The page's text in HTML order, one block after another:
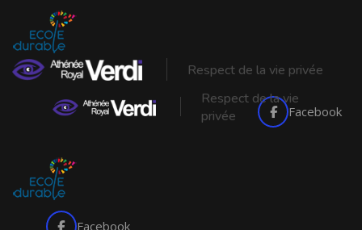
Respect de la vie privée
Facebook
Respect de la vie
privée
Facebook